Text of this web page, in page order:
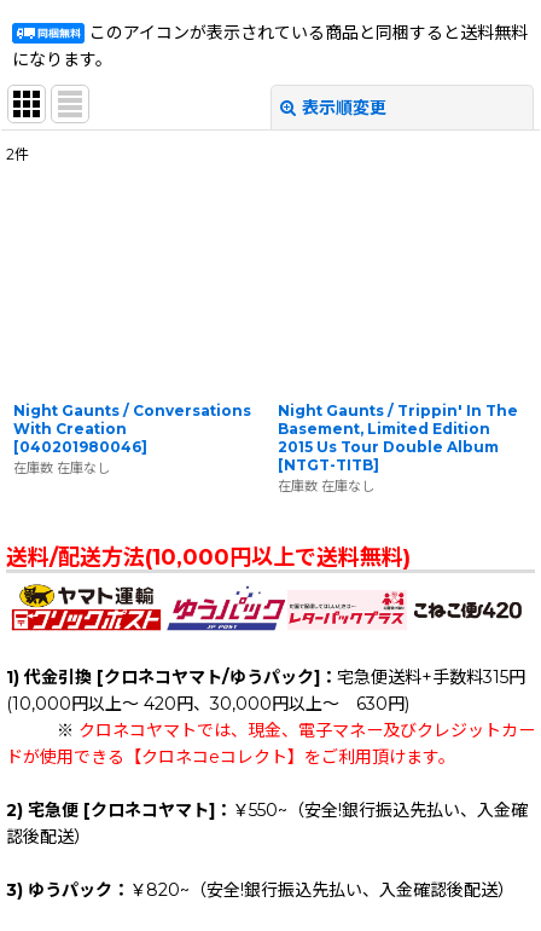
このアイコンが表示されている商品と同梱すると送料無料
になります。
表示順変更
2件
Night Gaunts / Conversations
With Creation
[040201980046]
在庫数 在庫なし
Night Gaunts / Trippin' In The
Basement, Limited Edition
2015 Us Tour Double Album
[NTGT-TITB]
在庫数 在庫なし
送料/配送方法(10,000円以上で送料無料)
1) 代金引換 [クロネコヤマト/ゆうパック]： 宅急便送料+手数料315円
(10,000円以上～ 420円、30,000円以上～ 630円)
※ クロネコヤマトでは、現金、電子マネー及びクレジットカー
ドが使用できる【クロネコeコレクト】をご利用頂けます。
2) 宅急便 [クロネコヤマト]： ￥550~（安全!銀行振込先払い、入金確
認後配送）
3) ゆうパック： ￥820~（安全!銀行振込先払い、入金確認後配送）